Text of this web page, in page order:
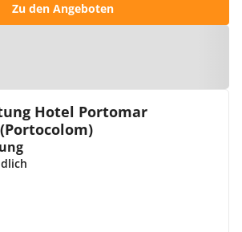
Zu den Angeboten
Hotel Portomar